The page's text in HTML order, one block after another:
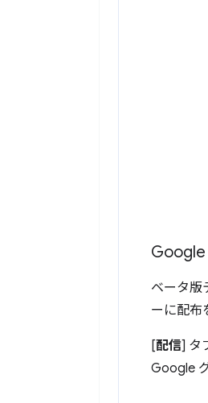
Google
ベータ版
ーに配布
[配信] タ
Google